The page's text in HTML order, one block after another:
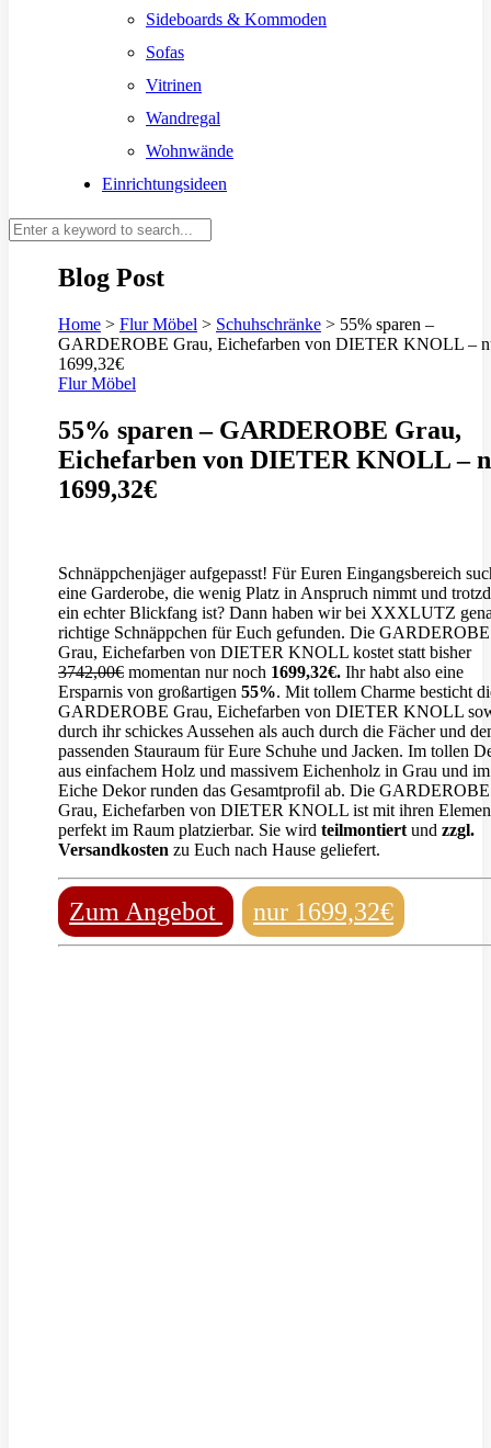
Sideboards & Kommoden
Sofas
Vitrinen
Wandregal
Wohnwände
Einrichtungsideen
Blog Post
Home > Flur Möbel > Schuhschränke > 55% sparen –
GARDEROBE Grau, Eichefarben von DIETER KNOLL –
1699,32€
Flur Möbel
55% sparen – GARDEROBE Grau,
Eichefarben von DIETER KNOLL –
1699,32€
Schnäppchenjäger aufgepasst! Für Euren Eingangsbereich
eine Garderobe, die wenig Platz in Anspruch nimmt und
ein echter Blickfang ist? Dann haben wir bei XXXLUTZ
richtige Schnäppchen für Euch gefunden. Die GARDEROBE
Grau, Eichefarben von DIETER KNOLL kostet statt bisher
3742,00€ momentan nur noch 1699,32€. Ihr habt also eine
Ersparnis von großartigen 55%. Mit tollem Charme besticht
GARDEROBE Grau, Eichefarben von DIETER KNOLL
durch ihr schickes Aussehen als auch durch die Fächer und
passenden Stauraum für Eure Schuhe und Jacken. Im tollen
aus einfachem Holz und massivem Eichenholz in Grau und im
Eiche Dekor runden das Gesamtprofil ab. Die GARDEROBE
Grau, Eichefarben von DIETER KNOLL ist mit ihren
perfekt im Raum platzierbar. Sie wird teilmontiert und zzgl.
Versandkosten zu Euch nach Hause geliefert.
Zum Angebot nur 1699,32€